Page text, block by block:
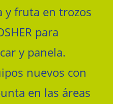
y fruta en trozos
para
y panela.
nuevos con
en las áreas